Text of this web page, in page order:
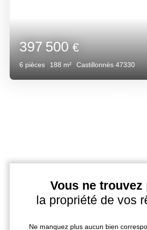
397 500€
6 pièces 188 m² Castillonnès 47330
Vous ne trouvez
la propriété de vos
Ne manquez plus aucun bien